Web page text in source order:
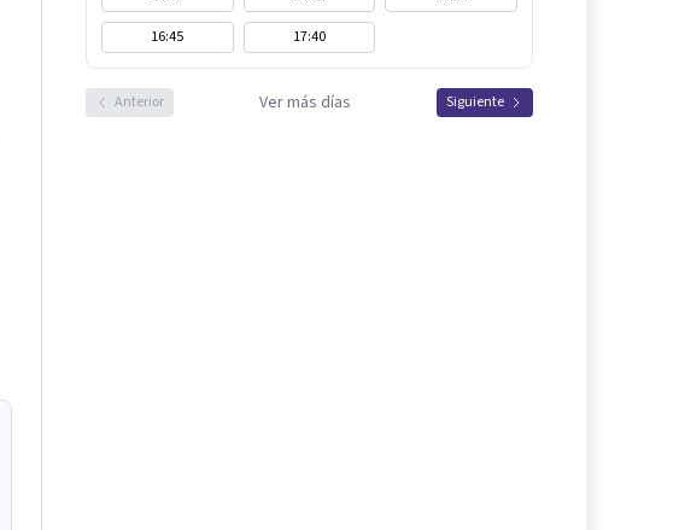
16:45
17:40
Anterior Ver más días Siguiente